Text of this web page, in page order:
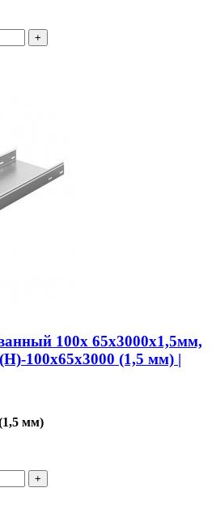
100х 65х3000х1,5мм,
100х65х3000 (1,5 мм) |
мм)